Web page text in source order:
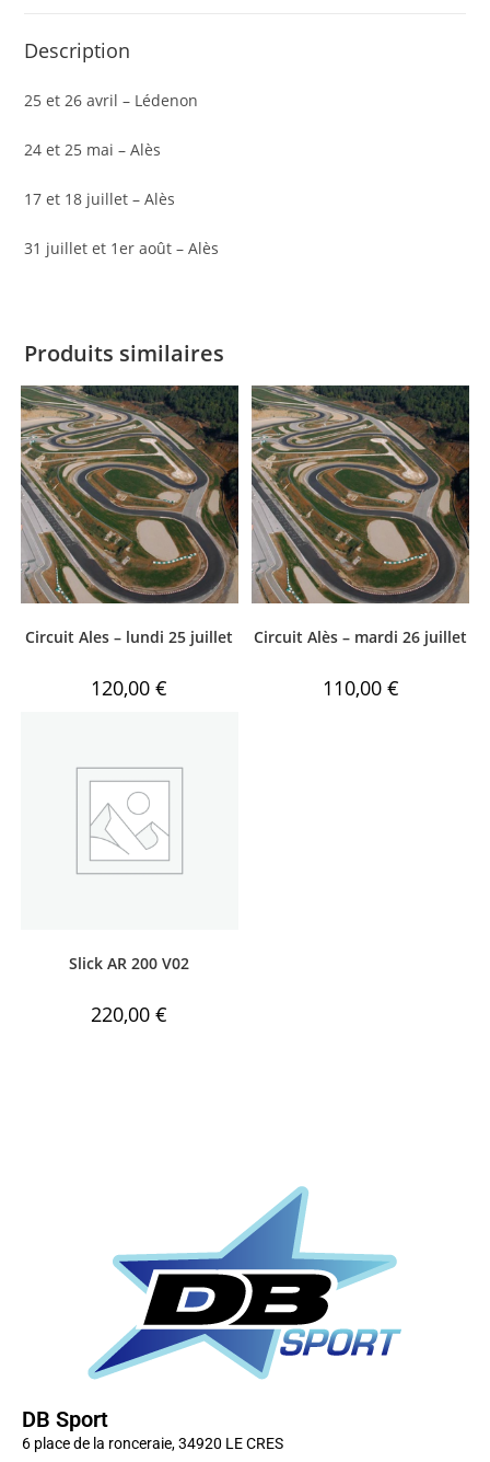
Description
25 et 26 avril – Lédenon
24 et 25 mai – Alès
17 et 18 juillet – Alès
31 juillet et 1er août – Alès
Produits similaires
Circuit Ales – lundi 25 juillet
120,00€
Circuit Alès – mardi 26 juillet
110,00 €
Slick AR 200 V02
220,00€
DB Sport
6 place de la ronceraie, 34920 LE CRES